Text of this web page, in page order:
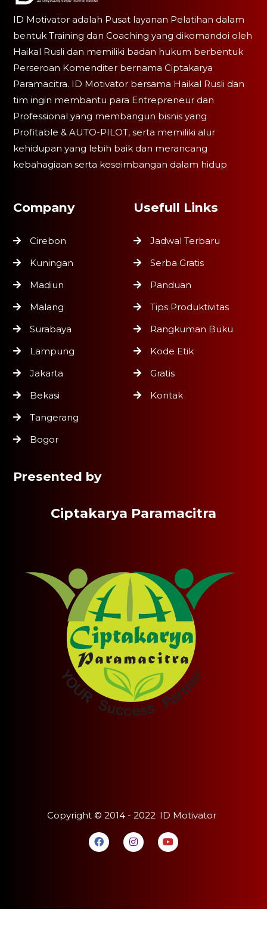
ID Motivator adalah Pusat layanan Pelatihan dalam
bentuk Training dan Coaching yang dikomandoi oleh
Haikal Rusli dan memiliki badan hukum berbentuk
Perseroan Komenditer bernama Ciptakarya
Paramacitra. ID Motivator bersama Haikal Rusli dan
tim ingin membantu para Entrepreneur dan
Professional yang membangun bisnis yang
Profitable & AUTO-PILOT, serta memiliki alur
kehidupan yang lebih baik dan merancang
kebahagiaan serta keseimbangan dalam hidup
Company
Cirebon
Kuningan
Madiun
Malang
Surabaya
Lampung
Jakarta
Bekasi
Tangerang
Bogor
Usefull Links
Jadwal Terbaru
Serba Gratis
Panduan
Tips Produktivitas
Rangkuman Buku
Kode Etik
Gratis
Kontak
Presented by
Ciptakarya Paramacitra
Copyright © 2014 - 2022 ID Motivator